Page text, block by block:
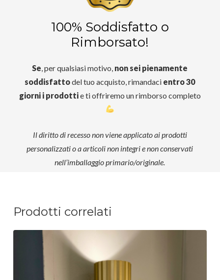
100% Soddisfatto o
Rimborsato!
Se , per qualsiasi motivo, non sei pienamente
soddisfattodel tuo acquisto, rimandaci entro 30
giorni i prodottie ti offriremo un rimborso completo
Il diritto di recesso non viene applicato ai prodotti
personalizzati o a articoli non integri e non conservati
nell’imballaggio primario/originale.
Prodotti correlati